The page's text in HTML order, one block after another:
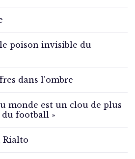
poison invisible du
dans l’ombre
monde est un clou de plus
football »
Rialto